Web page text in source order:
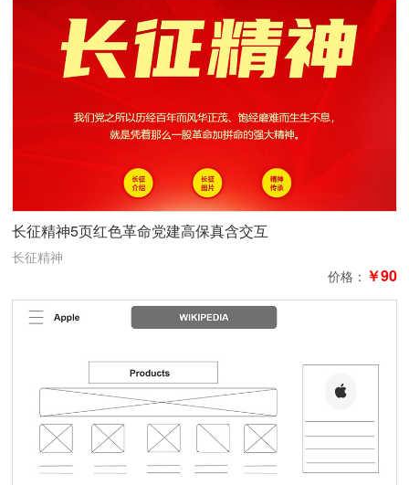
长征精神5页红色革命党建高保真含交互
长征精神
价格： ￥90